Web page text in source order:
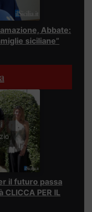
Abbate:
siciliane”
il futuro passa
PER IL